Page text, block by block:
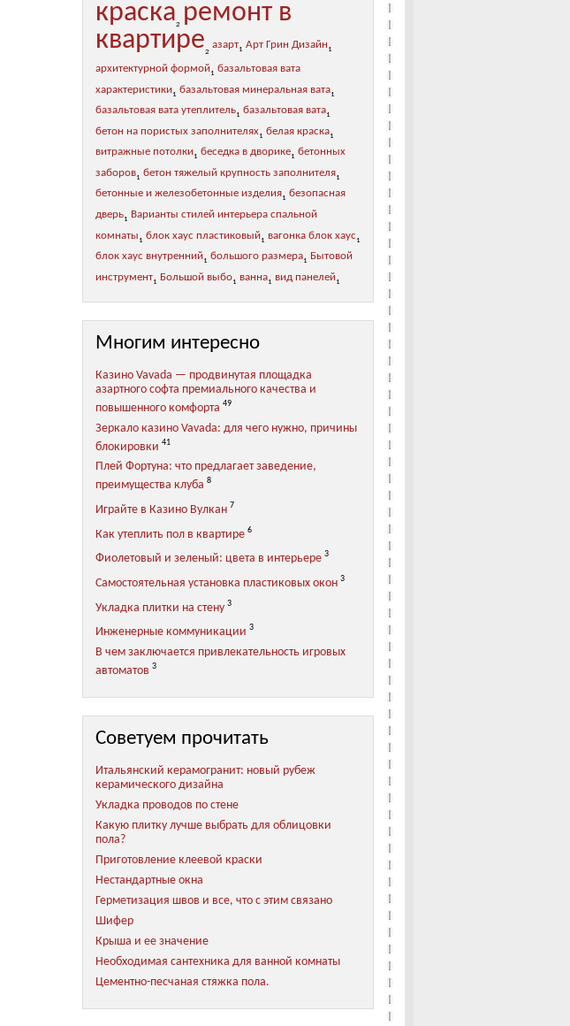
краска2 ремонт в
квартире2
азарт1 Арт Грин Дизайн 1
архитектурной формой1 базальтовая вата
характеристики1 базальтовая минеральная вата1
базальтовая вата утеплитель1 базальтовая вата1
бетон на пористых заполнителях1 белая краска1
витражные потолки1 беседка в дворике1 бетонных
заборов1 бетон тяжелый крупность заполнителя1
бетонные и железобетонные изделия1 безопасная
дверь1
Варианты стилей интерьера спальной
комнаты 1 блок хаус пластиковый1 вагонка блок хаус 1
блок хаус внутренний1 большого размера1
Бытовой
инструмент1 Большой выбо1 ванна1 вид панелей1
Многим интересно
Казино Vavada — продвинутая площадка
азартного софта премиального качества и
повышенного комфорта 49
Зеркало казино Vavada: для чего нужно, причины
блокировки 41
Плей Фортуна: что предлагает заведение,
преимущества клуба 8
Играйте в Казино Вулкан 7
Как утеплить пол в квартире 6
Фиолетовый и зеленый: цвета в интерьере 3
Самостоятельная установка пластиковых окон 3
Укладка плитки на стену 3
Инженерные коммуникации 3
В чем заключается привлекательность игровых
автоматов 3
Советуем прочитать
Итальянский керамогранит: новый рубеж
керамического дизайна
Укладка проводов по стене
Какую плитку лучше выбрать для облицовки
пола?
Приготовление клеевой краски
Нестандартные окна
Герметизация швов и все, что с этим связано
Шифер
Крыша и ее значение
Необходимая сантехника для ванной комнаты
Цементно-песчаная стяжка пола.